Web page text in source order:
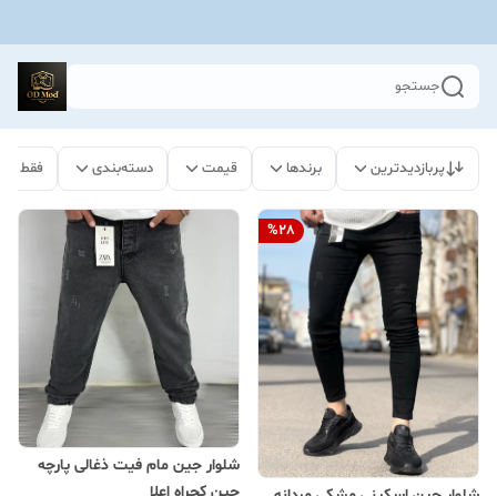
جستجو
پربازدیدترین برندها قیمت دسته‌بندی فقط
%28
شلوار جین مام فیت ذغالی پارچه